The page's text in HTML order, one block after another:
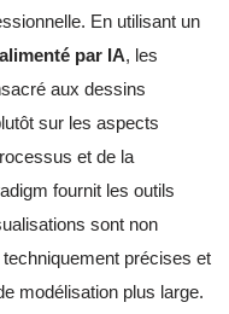
En utilisant un
par IA, les
aux dessins
sur les aspects
et de la
fournit les outils
sont non
précises et
modélisation plus large.